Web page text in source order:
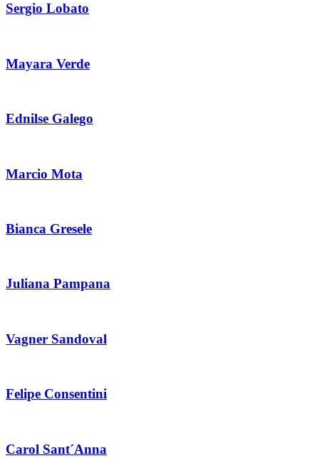
Sergio Lobato
Mayara Verde
Ednilse Galego
Marcio Mota
Bianca Gresele
Juliana Pampana
Vagner Sandoval
Felipe Consentini
Carol Sant´Anna